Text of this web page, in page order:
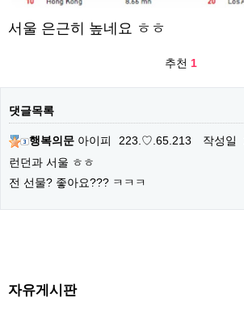
서울 은근히 높네요 ㅎㅎ
추천 1
댓글목록
행복의문 아이피 223.♡.65.213 작성일
런던과 서울 ㅎㅎ
전 선물? 좋아요??? ㅋㅋㅋ
자유게시판